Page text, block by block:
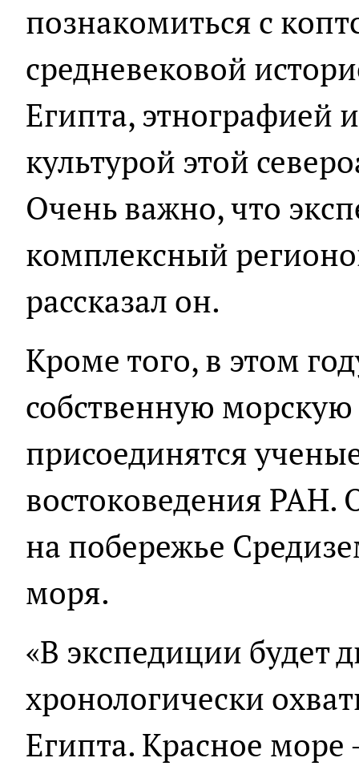
познакомиться с
средневековой
Египта, этнографией
культурой этой
Очень важно, что
комплексный
рассказал он.
Кроме того, в этом
собственную
присоединятся
востоковедения РАН.
на побережье
моря.
«В экспедиции будет
хронологически
Египта. Красное море